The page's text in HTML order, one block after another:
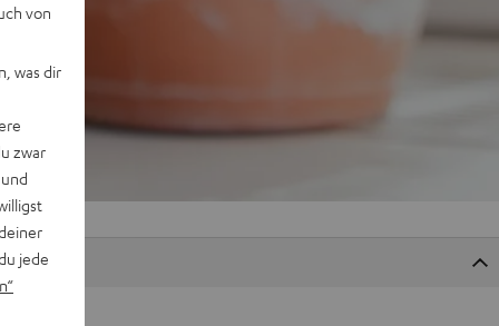
von
was dir
zwar
jede